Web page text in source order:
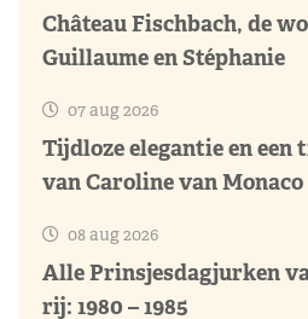
Château Fischbach, de
Guillaume en Stéphanie
07 aug 2026
Tijdloze elegantie en
van Caroline van Monaco
08 aug 2026
Alle Prinsjesdagjurken
rij: 1980 – 1985